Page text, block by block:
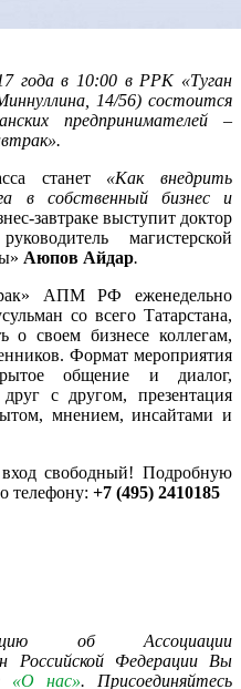
года в 10:00 в РРК «Туган
14/56) состоится
предпринимателей –
станет «Как внедрить
в собственный бизнес и
завтраке выступит доктор
магистерской
Аюпов Айдар.
АПМ РФ еженедельно
со всего Татарстана,
о своем бизнесе коллегам,
Формат мероприятия
общение и диалог,
с другом, презентация
мнением, инсайтами и
свободный! Подробную
телефону: +7 (495) 2410185
об Ассоциации
Российской Федерации Вы
«О нас». Присоединяйтесь